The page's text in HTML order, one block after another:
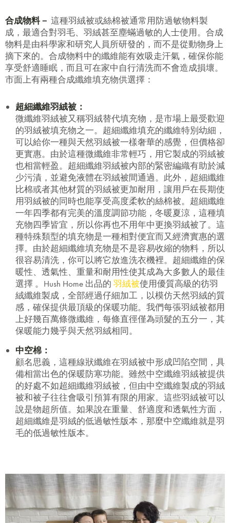
合成物料－ 這種羽絨被或絲棉被通常用防過敏物料製
成，最適合對羽毛、羽絨甚至塵蟎過敏的人士使用。合成
物料是由科學家和研究人員所研發的，而不是從動物身上
摘下來的。合成物料中的纖維能有效吸走汗氣，確保你能
享受舒適睡眠，而且可在家中自行清洗而不會造成損壞。
市面上有兩種合成纖維填充物供選擇：
超細纖維羽絨被：
微纖維羽絨被又稱羽絨替代填充物，是市場上最受歡迎
的羽絨被填充物之一。超細纖維填充的纖維特別幼細，
可以給你一種與天然羽絨被一樣奢華的感覺，但價格卻
更實惠。由於這種微纖維非常輕巧，用它製成的羽絨被
也相當輕盈。超細纖維羽絨被內部的緊密編織有助於減
少污漬，並避免液體在羽絨被間通過。此外，超細纖維
比棉或者其他材質的羽絨被更加耐用，讓用戶在長期使
用羽絨被的同時也能享受高度柔軟的絲棉被。超細纖維
一年四季都有完美的溫度調節功能，冬暖夏涼，這種填
充物四季皆宜，所以你再也不用年中更換羽絨被了。這
種特殊類型的填充物是一種相對便宜而又經濟實惠的選
擇。由於超細纖維填充物是不是容易收縮的物料，所以
很容易清洗，你可以將它放進洗衣機裡。超細纖維的保
暖性、透氣性、重量和耐用性使其成為大多數人的最佳
選擇 。Hush Home 出品的 羽絨被使用優質高級的彷羽
絨纖維製成，全部經過仔細加工，以模仿天然羽絨的質
感，確保提供最頂級的保暖功能。我們每張羽絨被都用
上好幾百萬條微纖維，每條直徑僅為頭髮的五分一，其
保暖能力幾乎與天然羽絨相同。
中空棉：
顧名思義，這種線狀纖維在羽絨被中形成凹陷空間，具
備相當出色的保暖防寒功能。雖然中空纖維羽絨被提供
的好處不如超細纖維羽絨被，但由中空纖維製成的羽絨
被和被子往往會吸引預算有限的用家。這些羽絨被可以
說是物超所值。如果說在重量、舒適度和透氣性方面，
超細纖維是羽絨的低過敏性版本，那麼中空纖維就是羽
毛的低過敏性版本。